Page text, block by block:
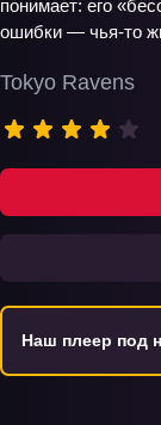
Tokyo Ravens
понимает: его
ошибки — чья‑то
Наш плеер под